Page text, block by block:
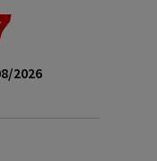
2026